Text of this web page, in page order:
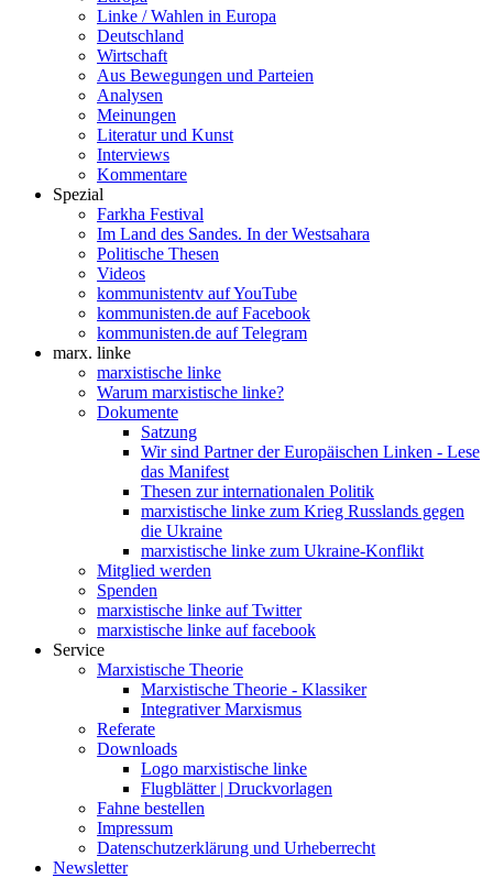
Linke / Wahlen in Europa
Deutschland
Wirtschaft
Aus Bewegungen und Parteien
Analysen
Meinungen
Literatur und Kunst
Interviews
Kommentare
Spezial
Farkha Festival
Im Land des Sandes. In der Westsahara
Politische Thesen
Videos
kommunistentv auf YouTube
kommunisten.de auf Facebook
kommunisten.de auf Telegram
marx. linke
marxistische linke
Warum marxistische linke?
Dokumente
Satzung
Wir sind Partner der Europäischen Linken - Lese
das Manifest
Thesen zur internationalen Politik
marxistische linke zum Krieg Russlands gegen
die Ukraine
marxistische linke zum Ukraine-Konflikt
Mitglied werden
Spenden
marxistische linke auf Twitter
marxistische linke auf facebook
Service
Marxistische Theorie
Marxistische Theorie - Klassiker
Integrativer Marxismus
Referate
Downloads
Logo marxistische linke
Flugblätter | Druckvorlagen
Fahne bestellen
Impressum
Datenschutzerklärung und Urheberrecht
Newsletter